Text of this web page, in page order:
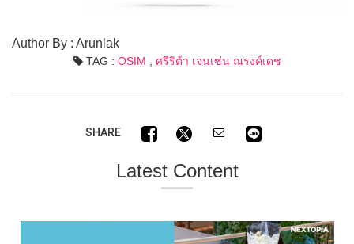
Author By : Arunlak
TAG : OSIM , ศรีริต้า เจนเซ่น ณรงค์เดช
SHARE
Latest Content